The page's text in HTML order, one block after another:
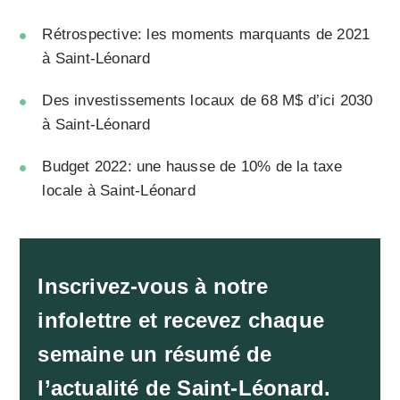
Rétrospective: les moments marquants de 2021
à Saint-Léonard
Des investissements locaux de 68 M$ d’ici 2030
à Saint-Léonard
Budget 2022: une hausse de 10% de la taxe
locale à Saint-Léonard
Inscrivez-vous à notre
infolettre et recevez chaque
semaine un résumé de
l’actualité de Saint-Léonard.